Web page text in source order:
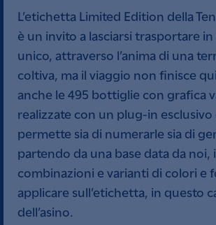
L’etichetta Limited Edition della
è un invito a lasciarsi trasportare
unico, attraverso l’anima di una
coltiva, ma il viaggio non finisce
anche le 495 bottiglie con grafica
realizzate con un plug-in esclusivo
permette sia di numerarle sia di
partendo da una base data da noi,
combinazioni e varianti di colori e
applicare sull’etichetta, in questo
dell’asino.